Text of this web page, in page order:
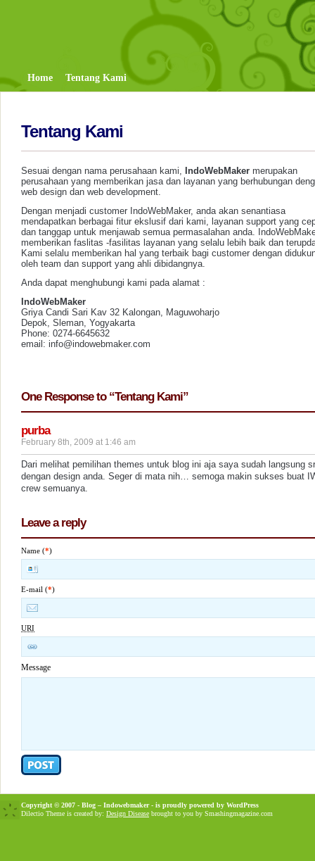
Home Tentang Kami
Tentang Kami
Sesuai dengan nama perusahaan kami, IndoWebMaker merupakan
perusahaan yang memberikan jasa dan layanan yang berhubungan
web design dan web development.
Dengan menjadi customer IndoWebMaker, anda akan senantiasa
mendapatkan berbagai fitur ekslusif dari kami, layanan support yang
dan tanggap untuk menjawab semua permasalahan anda.
memberikan faslitas -fasilitas layanan yang selalu lebih baik dan
Kami selalu memberikan hal yang terbaik bagi customer dengan
oleh team dan support yang ahli dibidangnya.
Anda dapat menghubungi kami pada alamat :
IndoWebMaker
Griya Candi Sari Kav 32 Kalongan, Maguwoharjo
Depok, Sleman, Yogyakarta
Phone: 0274-6645632
email: info@indowebmaker.com
One Response to “Tentang Kami”
purba
February 8th, 2009 at 1:46 am
Dari melihat pemilihan themes untuk blog ini aja saya sudah langsung
dengan design anda. Seger di mata nih… semoga makin sukses buat
crew semuanya.
Leave a reply
Name (*)
E-mail (*)
URI
Message
Copyright © 2007 - Blog – Indowebmaker - is proudly powered by WordPress
Dilectio Theme is created by: Design Disease brought to you by Smashingmagazine.com